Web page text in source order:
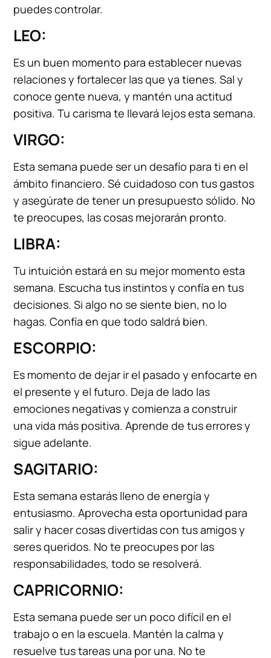
puedes controlar.
LEO:
Es un buen momento para establecer nuevas
relaciones y fortalecer las que ya tienes. Sal y
conoce gente nueva, y mantén una actitud
positiva. Tu carisma te llevará lejos esta semana.
VIRGO:
Esta semana puede ser un desafío para ti en el
ámbito financiero. Sé cuidadoso con tus gastos
y asegúrate de tener un presupuesto sólido. No
te preocupes, las cosas mejorarán pronto.
LIBRA:
Tu intuición estará en su mejor momento esta
semana. Escucha tus instintos y confía en tus
decisiones. Si algo no se siente bien, no lo
hagas. Confía en que todo saldrá bien.
ESCORPIO:
Es momento de dejar ir el pasado y enfocarte en
el presente y el futuro. Deja de lado las
emociones negativas y comienza a construir
una vida más positiva. Aprende de tus errores y
sigue adelante.
SAGITARIO:
Esta semana estarás lleno de energía y
entusiasmo. Aprovecha esta oportunidad para
salir y hacer cosas divertidas con tus amigos y
seres queridos. No te preocupes por las
responsabilidades, todo se resolverá.
CAPRICORNIO:
Esta semana puede ser un poco difícil en el
trabajo o en la escuela. Mantén la calma y
resuelve tus tareas una por una. No te